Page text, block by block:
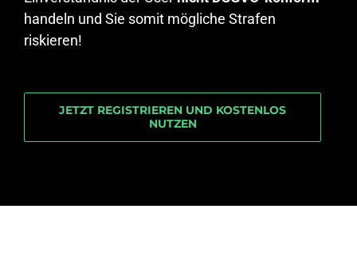
handeln und Sie somit mögliche Strafen
riskieren!
JETZT REGISTRIEREN UND KOSTENLOS
NUTZEN